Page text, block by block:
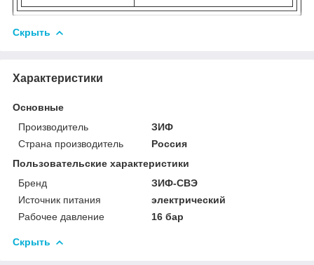
Скрыть
Характеристики
Основные
Производитель
ЗИФ
Страна производитель
Россия
Пользовательские характеристики
Бренд
ЗИФ-СВЭ
Источник питания
электрический
Рабочее давление
16 бар
Скрыть